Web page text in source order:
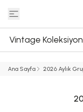
Vintage
Ana Sayfa 2026 Aylık